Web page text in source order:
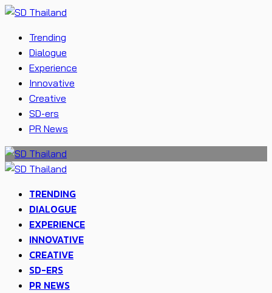
Trending
Dialogue
Experience
Innovative
Creative
SD-ers
PR News
TRENDING
DIALOGUE
EXPERIENCE
INNOVATIVE
CREATIVE
SD-ERS
PR NEWS